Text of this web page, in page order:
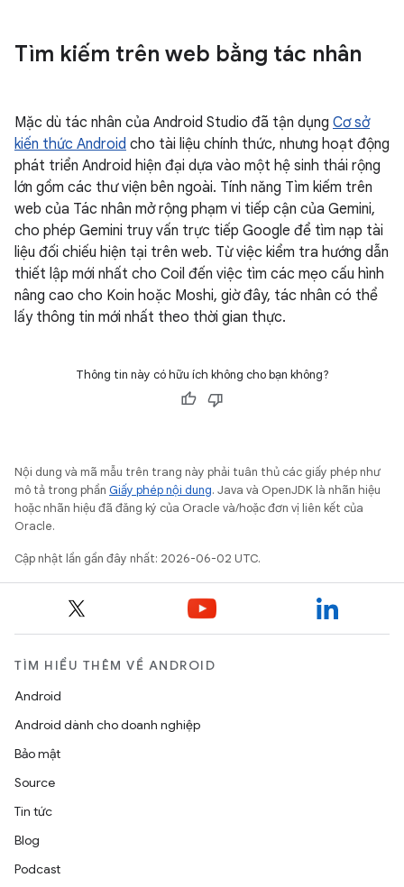
Tìm kiếm trên web bằng tác nhân
Mặc dù tác nhân của Android Studio đã tận dụng Cơ sở
kiến thức Android cho tài liệu chính thức, nhưng hoạt động
phát triển Android hiện đại dựa vào một hệ sinh thái rộng
lớn gồm các thư viện bên ngoài. Tính năng Tìm kiếm trên
web của Tác nhân mở rộng phạm vi tiếp cận của Gemini,
cho phép Gemini truy vấn trực tiếp Google để tìm nạp tài
liệu đối chiếu hiện tại trên web. Từ việc kiểm tra hướng dẫn
thiết lập mới nhất cho Coil đến việc tìm các mẹo cấu hình
nâng cao cho Koin hoặc Moshi, giờ đây, tác nhân có thể
lấy thông tin mới nhất theo thời gian thực.
Thông tin này có hữu ích không cho bạn không?
Nội dung và mã mẫu trên trang này phải tuân thủ các giấy phép như
mô tả trong phần Giấy phép nội dung. Java và OpenJDK là nhãn hiệu
hoặc nhãn hiệu đã đăng ký của Oracle và/hoặc đơn vị liên kết của
Oracle.
Cập nhật lần gần đây nhất: 2026-06-02 UTC.
TÌM HIỂU THÊM VỀ ANDROID
Android
Android dành cho doanh nghiệp
Bảo mật
Source
Tin tức
Blog
Podcast